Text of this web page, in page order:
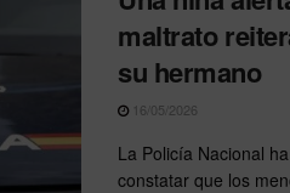
maltrato
su hermano
16/05/2026
La Policía Nacional
constatar que los